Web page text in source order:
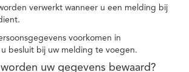
verwerkt wanneer u een melding bij
voorkomen in
besluit bij uw melding te voegen.
uw gegevens bewaard?